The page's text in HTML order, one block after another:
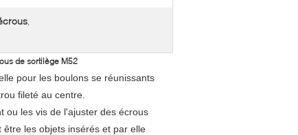
,
de sortilège M52
pour les boulons se réunissants
fileté au centre.
ou les vis de l'ajuster des écrous
les objets insérés et par elle